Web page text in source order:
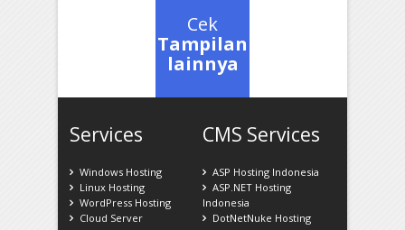
Cek
Tampilan
lainnya
Services
Windows Hosting
Linux Hosting
WordPress Hosting
Cloud Server
CMS Services
ASP Hosting Indonesia
ASP.NET Hosting
Indonesia
DotNetNuke Hosting